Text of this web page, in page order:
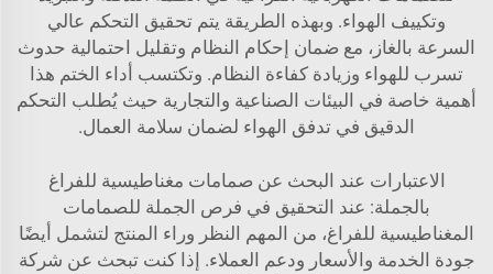
وتكييف الهواء. وبهذه الطريقة يتم تحقيق التحكم عالي
السرعة بالغاز، مع ضمان إحكام النظام وتقليل احتمالية حدوث
تسرب للهواء وزيادة كفاءة النظام. وتكتسب أداء الختم هذا
أهمية خاصة في البيئات الصناعية والتجارية حيث يُطلب التحكم
الدقيق في تدفق الهواء لضمان سلامة العمال.
الاعتبارات عند البحث عن صمامات مغناطيسية للفراغ
بالجملة: عند التحقيق في فرص الجملة للصمامات
المغناطيسية للفراغ، من المهم النظر وراء المنتج لتشمل أيضًا
جودة الخدمة والأسعار ودعم العملاء. إذا كنت تبحث عن شركة